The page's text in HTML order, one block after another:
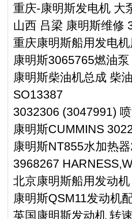
重庆-康明斯发电机 大
山西 吕梁 康明斯维修
重庆康明斯船用发电
康明斯3065765燃油泵
康明斯柴油机总成 柴
SO13387
3032306 (3047991)
康明斯CUMMINS
康明斯NT855水加热
3968267
北京康明斯船用发动
康明斯QSM11发动机
英国康明斯发动机 转